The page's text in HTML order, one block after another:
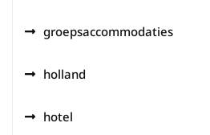
groepsaccommodaties
holland
hotel